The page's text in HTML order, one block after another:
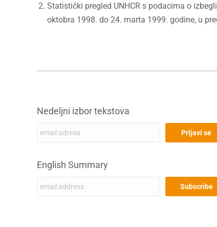
Statistički pregled UNHCR s podacima o
oktobra 1998. do 24. marta 1999. godine, u
Nedeljni izbor tekstova
English Summary